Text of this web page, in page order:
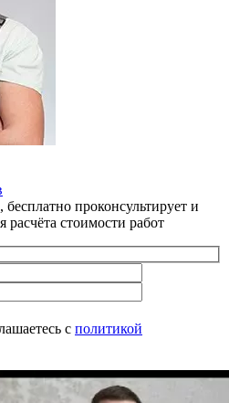
проконсультирует и
расчёта стоимости работ
с политикой